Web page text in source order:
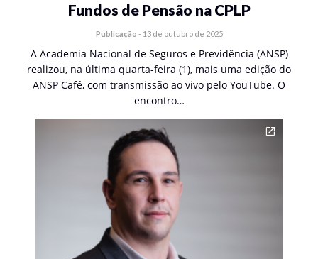
Fundos de Pensão na CPLP
Publicação - 13 de outubro de 2025
A Academia Nacional de Seguros e Previdência (ANSP)
realizou, na última quarta-feira (1), mais uma edição do
ANSP Café, com transmissão ao vivo pelo YouTube. O
encontro…